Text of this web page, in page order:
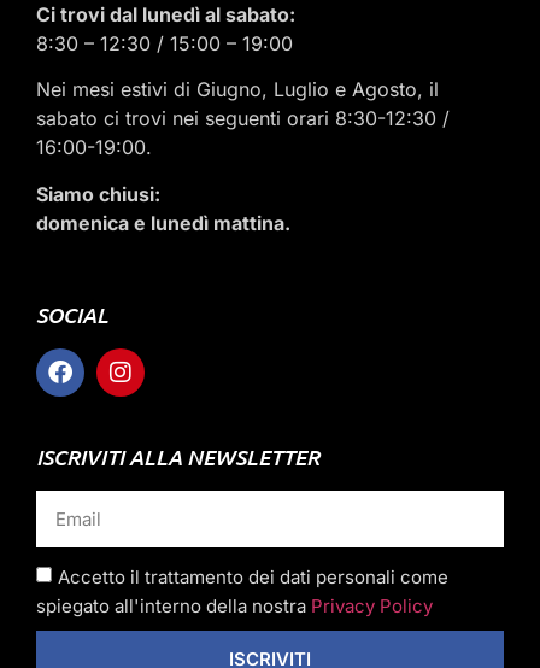
Ci trovi dal lunedì al sabato:
8:30 – 12:30 / 15:00 – 19:00
Nei mesi estivi di Giugno, Luglio e Agosto, il
sabato ci trovi nei seguenti orari 8:30-12:30 /
16:00-19:00.
Siamo chiusi:
domenica e lunedì mattina.
SOCIAL
ISCRIVITI ALLA NEWSLETTER
Accetto il trattamento dei dati personali come
spiegato all'interno della nostra Privacy Policy
ISCRIVITI